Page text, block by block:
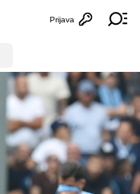
Otvori
Prijava